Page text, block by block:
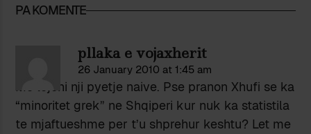
PA KOMENTE
pllaka e vojaxherit
26 January 2010 at 1:45 am
Me lejoni nji pyetje naive. Pse pranon Xhufi se ka
“minoritet grek” ne Shqiperi kur nuk ka statistila
te mjaftueshme per t’u shprehur keshtu? Let me